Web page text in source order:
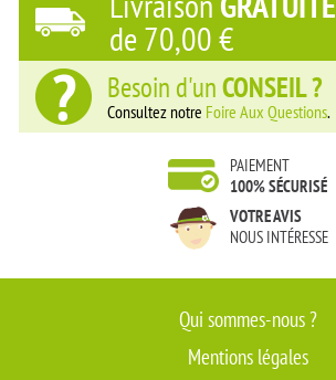
de70,00 €
Besoin d'unCONSEIL ?
Consultez notre Foire Aux Questions.
PAIEMENT
100% SÉCURISÉ
VOTRE AVIS
NOUS INTÉRESSE
Qui sommes-nous ?
Mentions légales